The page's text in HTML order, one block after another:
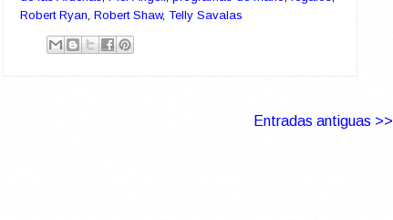
Robert Ryan, Robert Shaw, Telly Savalas
Entradas antiguas >>